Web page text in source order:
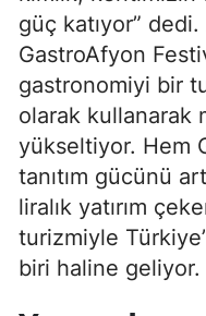
güç katıyor”
GastroAfyon
gastronomiyi bir
olarak kullanarak
yükseltiyor. Hem
tanıtım gücünü
liralık yatırım
turizmiyle
biri haline geliyor.